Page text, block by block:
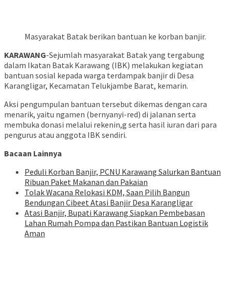
Masyarakat Batak berikan bantuan ke korban banjir.
KARAWANG-Sejumlah masyarakat Batak yang tergabung
dalam Ikatan Batak Karawang (IBK) melakukan kegiatan
bantuan sosial kepada warga terdampak banjir di Desa
Karangligar, Kecamatan Telukjambe Barat, kemarin.
Aksi pengumpulan bantuan tersebut dikemas dengan cara
menarik, yaitu ngamen (bernyanyi-red) di jalanan serta
membuka donasi melalui rekenin,g serta hasil iuran dari para
pengurus atau anggota IBK sendiri.
Bacaan Lainnya
Peduli Korban Banjir, PCNU Karawang Salurkan Bantuan
Ribuan Paket Makanan dan Pakaian
Tolak Wacana Relokasi KDM, Saan Pilih Bangun
Bendungan Cibeet Atasi Banjir Desa Karangligar
Atasi Banjir, Bupati Karawang Siapkan Pembebasan
Lahan Rumah Pompa dan Pastikan Bantuan Logistik
Aman